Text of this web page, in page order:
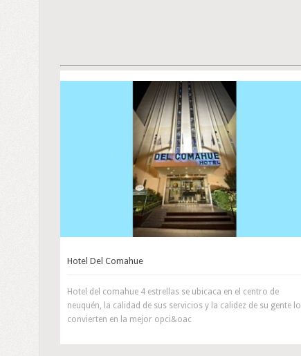
Hotel Del Comahue
Hotel del comahue 4 estrellas se ubicaca en el centro de
neuquén, la calidad de sus servicios y la calidez de su gente lo
convierten en la mejor opci&oac